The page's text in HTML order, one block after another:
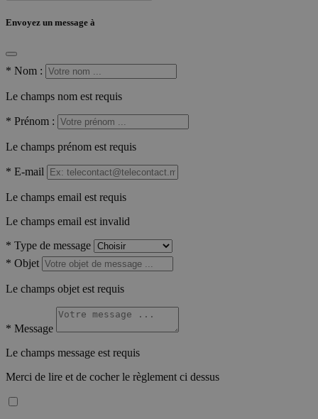
Envoyez un message à
* Nom :
Le champs nom est requis
* Prénom :
Le champs prénom est requis
* E-mail
Le champs email est requis
Le champs email est invalid
* Type de message
* Objet
Le champs objet est requis
* Message
Le champs message est requis
Merci de lire et de cocher le règlement ci dessus